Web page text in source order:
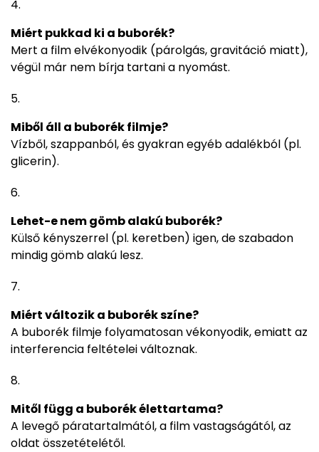
Miért pukkad ki a buborék?
Mert a film elvékonyodik (párolgás, gravitáció miatt),
végül már nem bírja tartani a nyomást.
Miből áll a buborék filmje?
Vízből, szappanból, és gyakran egyéb adalékból (pl.
glicerin).
Lehet-e nem gömb alakú buborék?
Külső kényszerrel (pl. keretben) igen, de szabadon
mindig gömb alakú lesz.
Miért változik a buborék színe?
A buborék filmje folyamatosan vékonyodik, emiatt az
interferencia feltételei változnak.
Mitől függ a buborék élettartama?
A levegő páratartalmától, a film vastagságától, az
oldat összetételétől.